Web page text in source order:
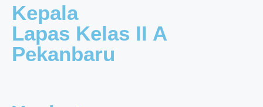
Kepala
Lapas Kelas II A
Pekanbaru